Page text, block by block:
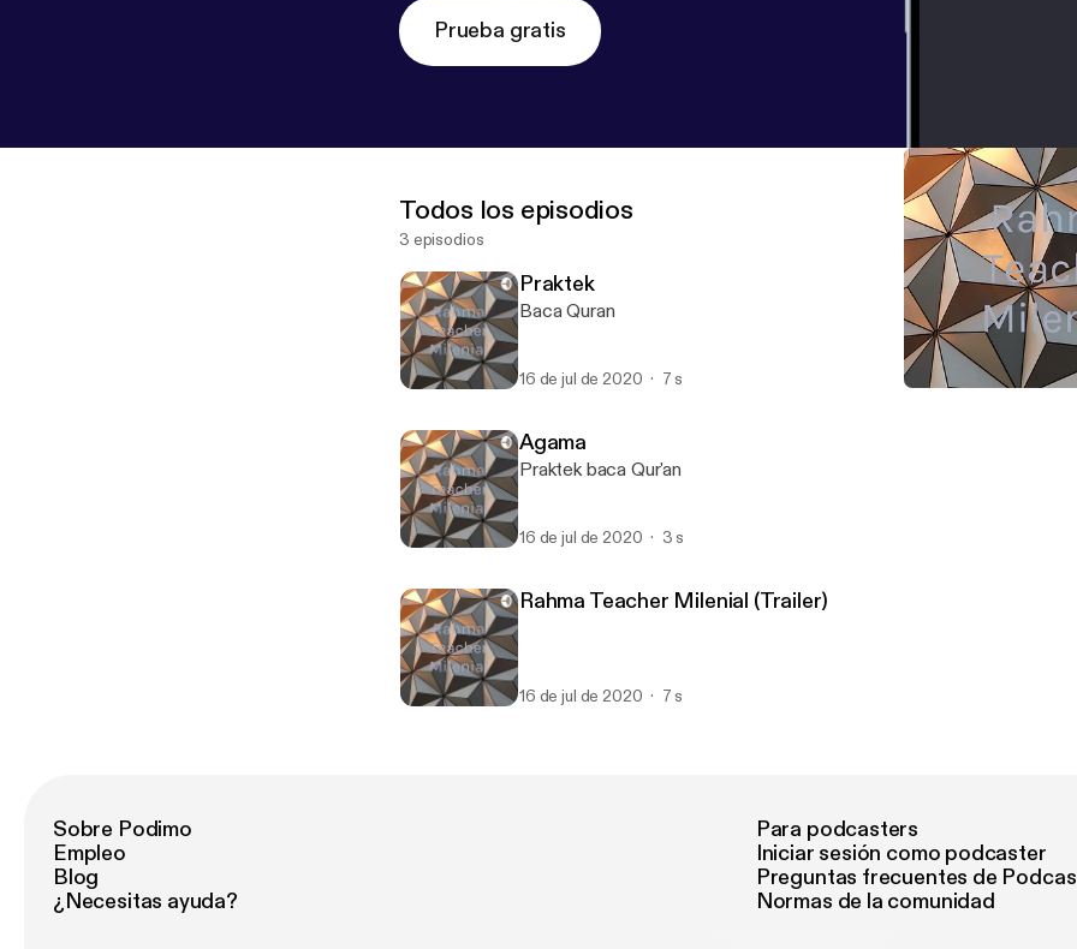
Prueba gratis
Todos los episodios
3 episodios
Praktek
Baca Quran
16 de jul de 2020 7 s
Agama
Praktek baca Qur'an
16 de jul de 2020 3 s
Rahma Teacher Milenial (Trailer)
16 de jul de 2020 7 s
Sobre Podimo
Empleo
Blog
¿Necesitas ayuda?
Para podcasters
Iniciar sesión como podcaster
Preguntas frecuentes de
Normas de la comunidad